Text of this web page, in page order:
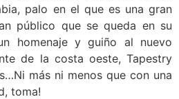
palo en el que es una gran
público que se queda en su
homenaje y guiño al nuevo
de la costa oeste, Tapestry
más ni menos que con una
toma!